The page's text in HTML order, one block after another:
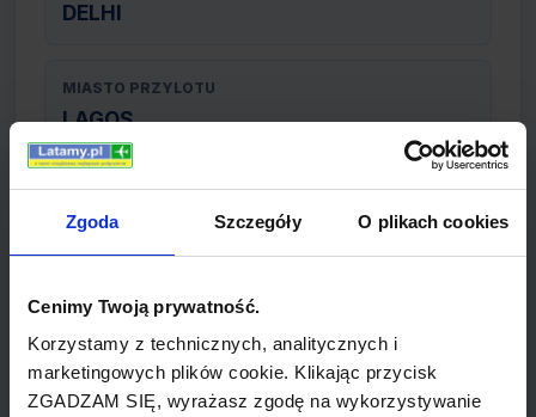
Zgoda Szczegóły O plikach cookies
Cenimy Twoją prywatność.
Korzystamy z technicznych, analitycznych i
marketingowych plików cookie. Klikając przycisk
ZGADZAM SIĘ, wyrażasz zgodę na wykorzystywanie
DELHI
MIASTO PRZYLOTU
LAGOS
TYP POŁĄCZENIA
bezpośrednie
REZERWACJA
online lub telefoniczna
PŁATNOŚĆ